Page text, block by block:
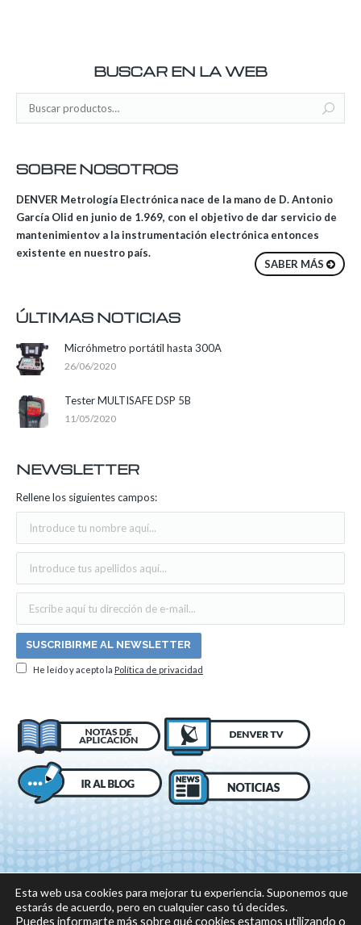
BUSCAR EN LA WEB
SOBRE NOSOTROS
DENVER Metrología Electrónica nace de la mano de D. Antonio
García Olid en junio de 1.969, con el objetivo de dar servicio de
mantenimientov a la instrumentación electrónica entonces
existente en nuestro país.
SABER MÁS
ÚLTIMAS NOTICIAS
Micróhmetro portátil hasta 300A
26/06/2020
Tester MULTISAFE DSP 5B
11/05/2020
NEWSLETTER
Rellene los siguientes campos:
He leído y acepto la Política de privacidad
Esta web usa cookies para mejorar tu experiencia. Suponemos que
estarás de acuerdo, pero en cualquier caso tú decides.
Puedes informarte más sobre qué cookies estamos utilizando o